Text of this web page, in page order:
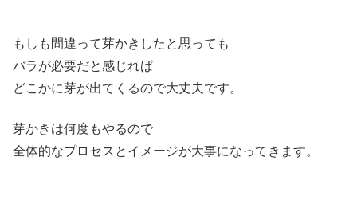
もしも間違って芽かきしたと思っても
バラが必要だと感じれば
どこかに芽が出てくるので大丈夫です。
芽かきは何度もやるので
全体的なプロセスとイメージが大事になってきます。